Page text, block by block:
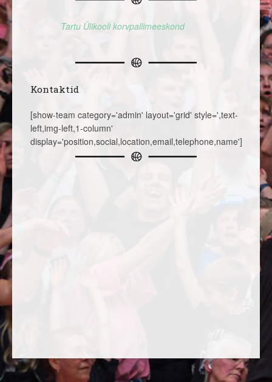
Tartu Ülikooli korvpallimeeskond
Kontaktid
[show-team category='admin' layout='grid' style=',text-
left,img-left,1-column'
display='position,social,location,email,telephone,name']